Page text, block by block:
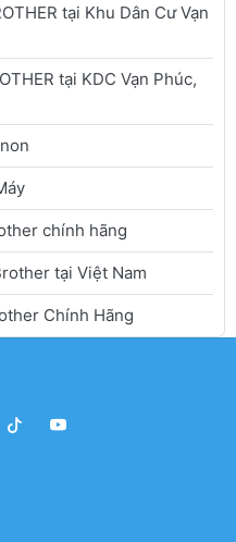
tại Khu Dân Cư Vạn
tại KDC Vạn Phúc,
chính hãng
tại Việt Nam
Chính Hãng